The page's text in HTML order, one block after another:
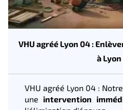
VHU agréé Lyon 04 :
à
VHU agréé Lyon 04 :
une intervention